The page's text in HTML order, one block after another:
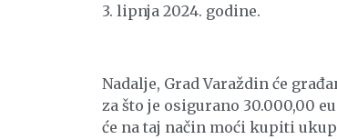
3. lipnja 2024. godine.
Nadalje, Grad Varaždin će
za što je osigurano 30.000,00
će na taj način moći kupiti